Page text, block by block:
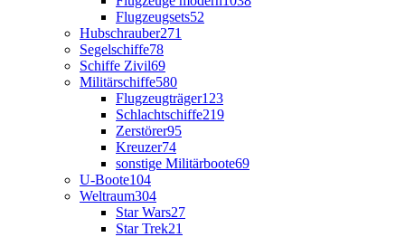
Flugzeugsets52
Hubschrauber271
Segelschiffe78
Schiffe Zivil69
Militärschiffe580
Flugzeugträger123
Schlachtschiffe219
Zerstörer95
Kreuzer74
sonstige Militärboote69
U-Boote104
Weltraum304
Star Wars27
Star Trek21